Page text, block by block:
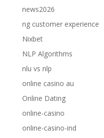
news2026
ng customer experience
Nixbet
NLP Algorithms
nlu vs nlp
online casino au
Online Dating
online-casino
online-casino-ind